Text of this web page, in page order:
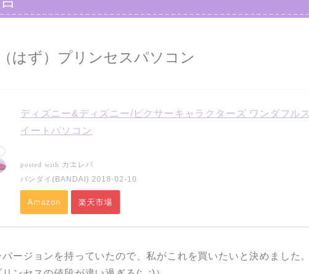
はず）プリンセスパソコン
ディズニー&ディズニー/ピクサーキャラクターズ ワンダフルス
イートパソコン
posted with カエレバ
バンダイ(BANDAI) 2018-02-10
Amazon 楽天市場
ージョンを持っていたので、私がこれを買いたいと決めました。